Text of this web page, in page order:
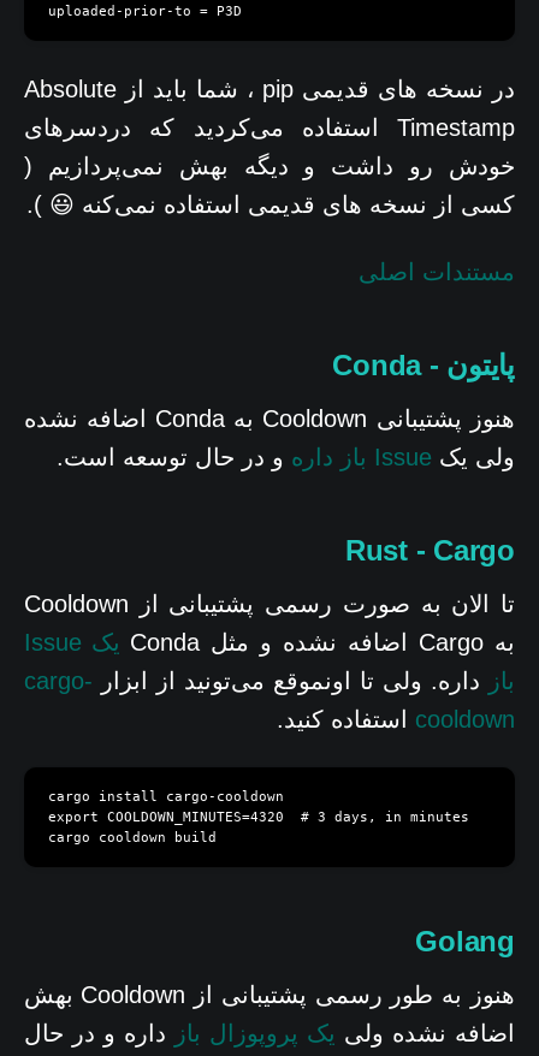
uploaded-prior-to = P3D
در نسخه های قدیمی pip ، شما باید از Absolute
Timestamp استفاده می‌کردید که دردسرهای
خودش رو داشت و دیگه بهش نمی‌پردازیم (
کسی از نسخه های قدیمی استفاده نمی‌کنه 😃 ).
مستندات اصلی
پایتون - Conda
هنوز پشتیبانی Cooldown به Conda اضافه نشده
ولی یک Issue باز داره و در حال توسعه است.
Rust - Cargo
تا الان به صورت رسمی پشتیبانی از Cooldown
به Cargo اضافه نشده و مثل Conda
یک Issue
باز
داره. ولی تا اونموقع می‌تونید از ابزار cargo-
cooldown استفاده کنید.
cargo install cargo-cooldown
export COOLDOWN_MINUTES=4320  # 3 days, in minutes
cargo cooldown build
Golang
هنوز به طور رسمی پشتیبانی از Cooldown بهش
اضافه نشده ولی یک پروپوزال باز
داره و در حال